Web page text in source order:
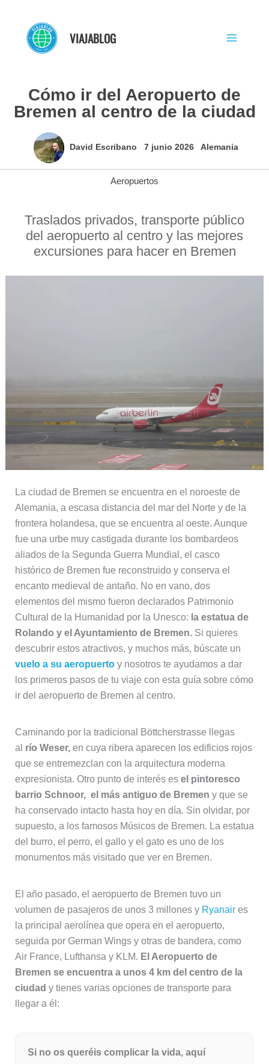
contenido
VIAJABLOG
Cómo ir del Aeropuerto de
Bremen al centro de la ciudad
David Escribano 7 junio 2026 Alemania
Aeropuertos
Traslados privados, transporte público
del aeropuerto al centro y las mejores
excursiones para hacer en Bremen
La ciudad de Bremen se encuentra en el noroeste de
Alemania, a escasa distancia del mar del Norte y de la
frontera holandesa, que se encuentra al oeste. Aunque
fue una urbe muy castigada durante los bombardeos
aliados de la Segunda Guerra Mundial, el casco
histórico de Bremen fue reconstruido y conserva el
encanto medieval de antaño. No en vano, dos
elementos del mismo fueron declarados Patrimonio
Cultural de la Humanidad por la Unesco: la estatua de
Rolando y el Ayuntamiento de Bremen. Si quieres
descubrir estos atractivos, y muchos más, búscate un
vuelo a su aeropuertoy nosotros te ayudamos a dar
los primeros pasos de tu viaje con esta guía sobre cómo
ir del aeropuerto de Bremen al centro.
Caminando por la tradicional Böttcherstrasse llegas
al río Weser, en cuya ribera aparecen los edificios rojos
que se entremezclan con la arquitectura moderna
expresionista. Otro punto de interés es el pintoresco
barrio Schnoor, el más antiguo de Bremen y que se
ha conservado intacto hasta hoy en día. Sin olvidar, por
supuesto, a los famosos Músicos de Bremen. La estatua
del burro, el perro, el gallo y el gato es uno de los
monumentos más visitado que ver en Bremen.
El año pasado, el aeropuerto de Bremen tuvo un
volumen de pasajeros de unos 3 millones y Ryanaires
la principal aerolínea que opera en el aeropuerto,
seguida por German Wings y otras de bandera, como
Air France, Lufthansa y KLM. El Aeropuerto de
Bremen se encuentra a unos 4 km del centro de la
ciudad y tienes varias opciones de transporte para
llegar a él:
Si no os queréis complicar la vida, aquí